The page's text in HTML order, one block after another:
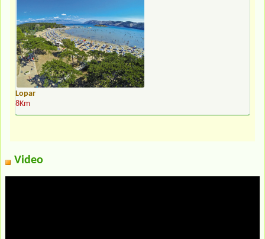
Lopar
8Km
Video